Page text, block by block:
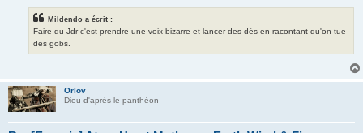
Mildendo a écrit :
Faire du Jdr c'est prendre une voix bizarre et lancer des dés en racontant qu'on tue
des gobs.
Orlov
Dieu d'après le panthéon